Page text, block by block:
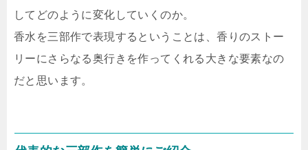
してどのように変化していくのか。
香水を三部作で表現するということは、香りのストー
リーにさらなる奥行きを作ってくれる大きな要素なの
だと思います。